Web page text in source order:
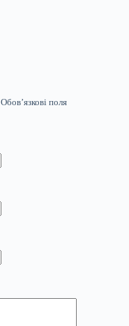
Обов’язкові поля